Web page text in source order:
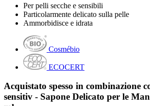
Per pelli secche e sensibili
Particolarmente delicato sulla pelle
Ammorbidisce e idrata
Cosmébio
ECOCERT
Acquistato spesso in combinazione
sensitiv - Sapone Delicato per le